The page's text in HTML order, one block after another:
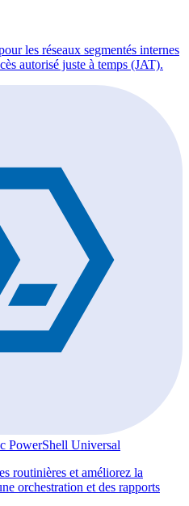
les réseaux segmentés internes
autorisé juste à temps (JAT).
PowerShell Universal
routinières et améliorez la
orchestration et des rapports